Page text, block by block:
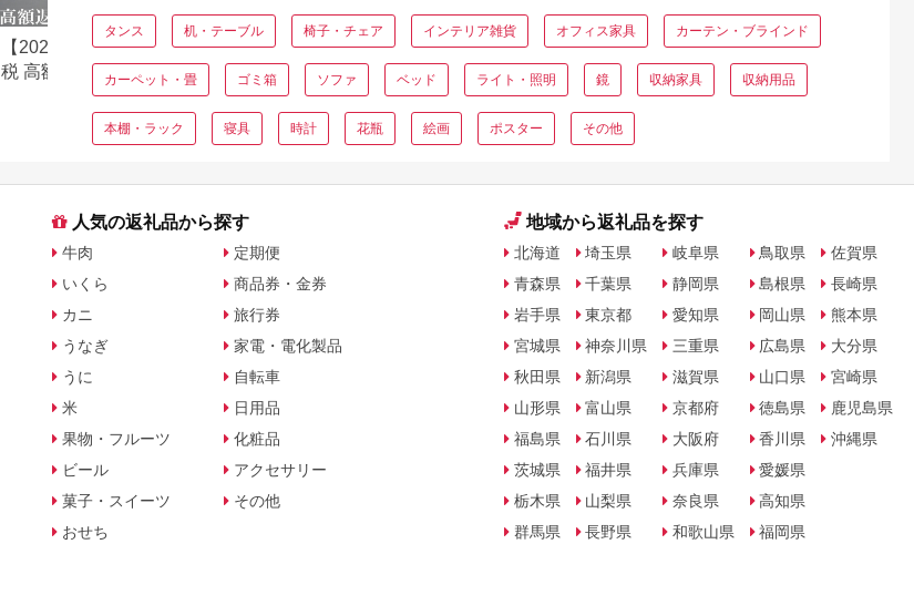
【2026年最新】ふるさと納
税 高額返礼品ランキング｜
10万円〜100万円超の豪華
返礼品を比較
ふるさと納税のテーブルお
すすめランキング【2026年
最新版】
タンス 机・テーブル 椅子・チェア インテリア雑貨 オフィス家具 カーテン・ブラインド
カーペット・畳 ゴミ箱 ソファ ベッド ライト・照明 鏡 収納家具 収納用品
本棚・ラック 寝具 時計 花瓶 絵画 ポスター その他
人気の返礼品から探す
牛肉
いくら
カニ
うなぎ
うに
米
果物・フルーツ
ビール
菓子・スイーツ
おせち
定期便
商品券・金券
旅行券
家電・電化製品
自転車
日用品
化粧品
アクセサリー
その他
地域から返礼品を探す
北海道
青森県
岩手県
宮城県
秋田県
山形県
福島県
茨城県
栃木県
群馬県
埼玉県
千葉県
東京都
神奈川県
新潟県
富山県
石川県
福井県
山梨県
長野県
岐阜県
静岡県
愛知県
三重県
滋賀県
京都府
大阪府
兵庫県
奈良県
和歌山県
鳥取県
島根県
岡山県
広島県
山口県
徳島県
香川県
愛媛県
高知県
福岡県
佐賀県
長崎県
熊本県
大分県
宮崎県
鹿児島県
沖縄県